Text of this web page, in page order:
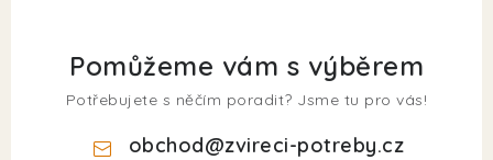
Pomůžeme vám s výběrem
Potřebujete s něčím poradit? Jsme tu pro vás!
obchod@zvireci-potreby.cz